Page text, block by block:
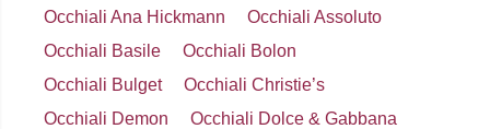
Occhiali Ana Hickmann
Occhiali Assoluto
Occhiali Basile
Occhiali Bolon
Occhiali Bulget
Occhiali Christie’s
Occhiali Demon
Occhiali Dolce & Gabbana